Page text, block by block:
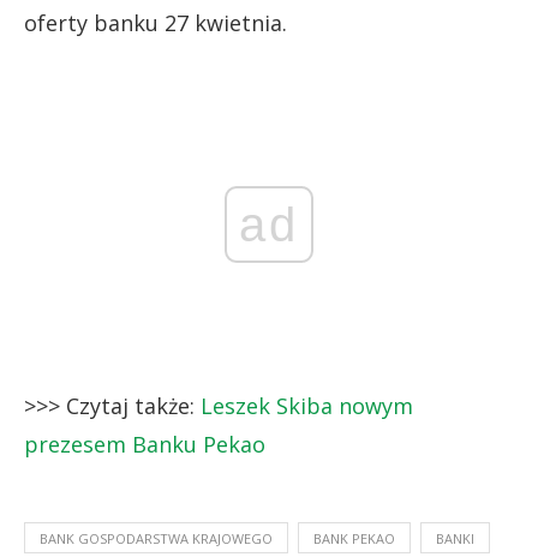
oferty banku 27 kwietnia.
ad
>>> Czytaj także: Leszek Skiba nowym
prezesem Banku Pekao
BANK GOSPODARSTWA KRAJOWEGO BANK PEKAO BANKI